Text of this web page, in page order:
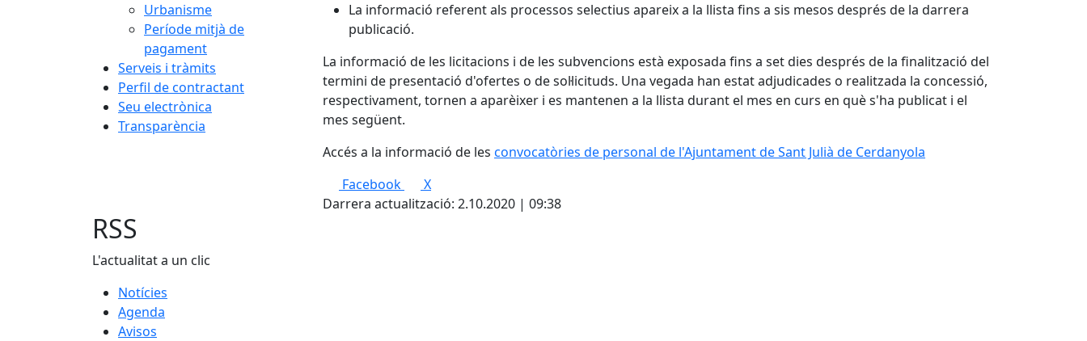
Urbanisme
Període mitjà de
pagament
Serveis i tràmits
Perfil de contractant
Seu electrònica
Transparència
La informació referent als processos selectius apareix a la llista fins a sis mesos després de la darrera
publicació.
La informació de les licitacions i de les subvencions està exposada fins a set dies després de la finalització del
termini de presentació d'ofertes o de sol·licituds. Una vegada han estat adjudicades o realitzada la concessió,
respectivament, tornen a aparèixer i es mantenen a la llista durant el mes en curs en què s'ha publicat i el
mes següent.
Accés a la informació de les convocatòries de personal de l'Ajuntament de Sant Julià de Cerdanyola
Facebook
X
Darrera actualització: 2.10.2020 | 09:38
RSS
L'actualitat a un clic
Notícies
Agenda
Avisos